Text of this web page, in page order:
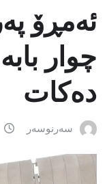
ئەمڕۆ
چوار
دەکات
سەرنوسەر